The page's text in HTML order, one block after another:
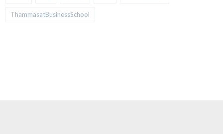
ThammasatBusinessSchool